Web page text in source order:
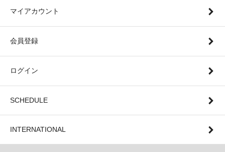
マイアカウント
会員登録
ログイン
SCHEDULE
INTERNATIONAL